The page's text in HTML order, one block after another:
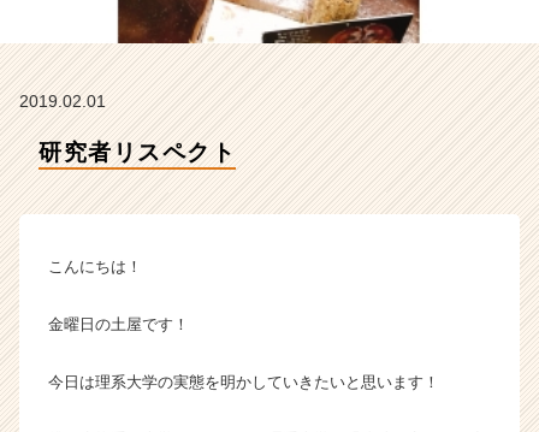
チ
ャ
企
業
ら
く
2019.02.01
研究者リスペクト
こんにちは！
金曜日の土屋です！
今日は理系大学の実態を明かしていきたいと思います！